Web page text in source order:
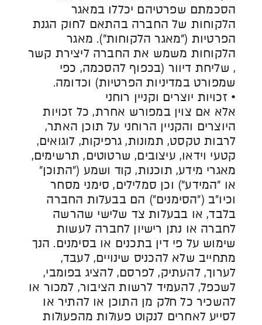
הסכמתם שפרטיהם יכללו במאגר
הלקוחות של החברה בהתאם לחוק הגנת
הפרטיות ("מאגר הלקוחות"). מאגר
הלקוחות משמש את החברה ליצירת קשר
, שליחת דיוור (בכפוף להסכמה, כפי
שמפורט במדיניות הפרטיות) וכדומה.
• זכויות יוצרים וקניין רוחני
אלא אם צוין במפורש אחרת, כל זכויות
היוצרים והקניין הרוחני על תוכן האתר,
לרבות טקסט, תמונות, גרפיקות, לוגואים,
קטעי וידאו, עיצובים, שרטוטים, תרשימים,
מאגרי מידע, תוכנות, קוד ושמע (״התוכן״
או "המידע") וכן סמלילים, סימני מסחר
וכיו״ב (״הסימנים״) הם בבעלות החברה
בלבד, או בבעלות צד שלישי שהרשה
לחברה או נתן רישיון לחברה לעשות
שימוש על פי דין בתכנים או בסימנים. הנך
מתחייב שלא להכניס שינויים, לעבד,
לערוך, להעתיק, לפרסם, להציג בפומבי,
לשכפל, להעמיד לרשות הציבור, למכור או
להשכיר כל חלק מן התוכן או להתיר או
לסייע לאחרים לנקוט פעולות מהפעולות